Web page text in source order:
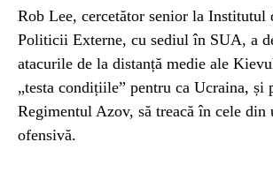
Rob Lee, cercetător senior la Institutul
Politicii Externe, cu sediul în SUA, a
atacurile de la distanță medie ale
„testa condițiile” pentru ca Ucraina, și
Regimentul Azov, să treacă în cele din
ofensivă.